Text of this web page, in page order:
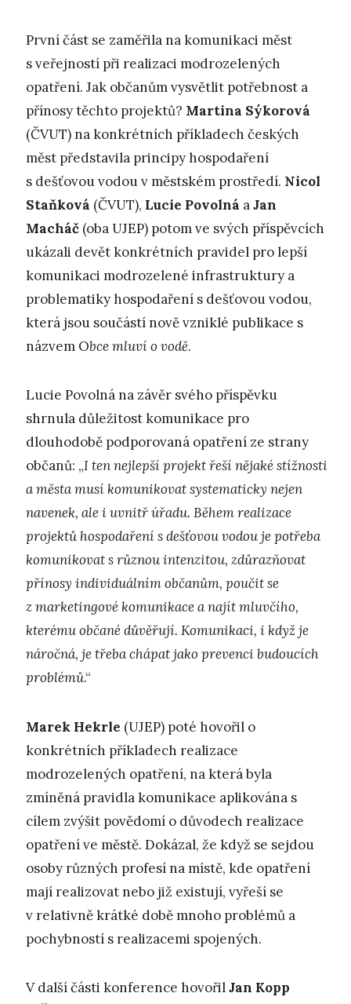
První část se zaměřila na komunikaci měst
s veřejností při realizaci modrozelených
opatření. Jak občanům vysvětlit potřebnost a
přínosy těchto projektů? Martina Sýkorová
(ČVUT) na konkrétních příkladech českých
měst představila principy hospodaření
s dešťovou vodou v městském prostředí. Nicol
Staňková (ČVUT), Lucie Povolná aJan
Macháč (oba UJEP) potom ve svých příspěvcích
ukázali devět konkrétních pravidel pro lepší
komunikaci modrozelené infrastruktury a
problematiky hospodaření s dešťovou vodou,
která jsou součástí nově vzniklé publikace s
názvem Obce mluví o vodě.
Lucie Povolná na závěr svého příspěvku
shrnula důležitost komunikace pro
dlouhodobě podporovaná opatření ze strany
občanů: „I ten nejlepší projekt řeší nějaké stížnosti
a města musí komunikovat systematicky nejen
navenek, ale i uvnitř úřadu. Během realizace
projektů hospodaření s dešťovou vodou je potřeba
komunikovat s různou intenzitou, zdůrazňovat
přínosy individuálním občanům, poučit se
z marketingové komunikace a najít mluvčího,
kterému občané důvěřují. Komunikaci, i když je
náročná, je třeba chápat jako prevenci budoucích
problémů.“
Marek Hekrle (UJEP) poté hovořil o
konkrétních příkladech realizace
modrozelených opatření, na která byla
zmíněná pravidla komunikace aplikována s
cílem zvýšit povědomí o důvodech realizace
opatření ve městě. Dokázal, že když se sejdou
osoby různých profesí na místě, kde opatření
mají realizovat nebo již existují, vyřeší se
v relativně krátké době mnoho problémů a
pochybností s realizacemi spojených.
V další části konference hovořilJan Kopp